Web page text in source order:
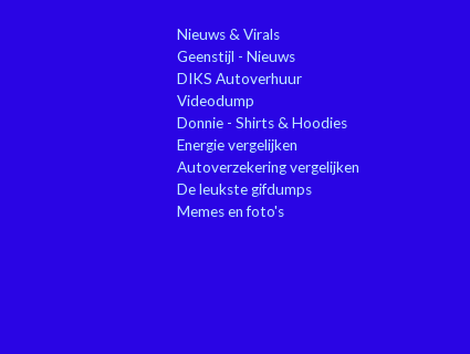
Nieuws & Virals
Geenstijl - Nieuws
DIKS Autoverhuur
Videodump
Donnie - Shirts & Hoodies
Energie vergelijken
Autoverzekering vergelijken
De leukste gifdumps
Memes en foto's